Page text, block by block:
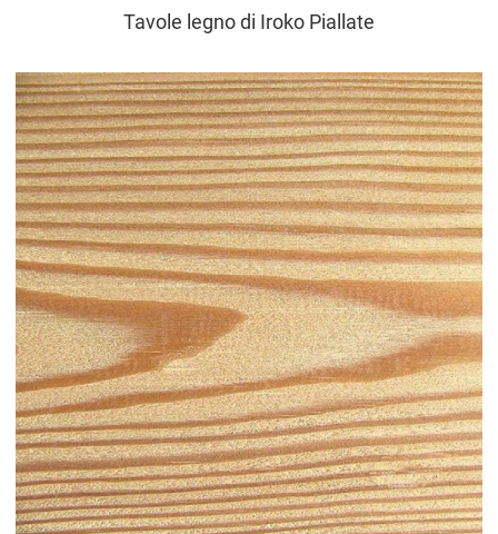
Tavole legno di Iroko Piallate